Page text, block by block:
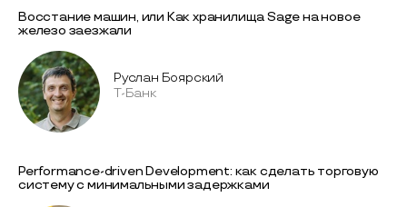
Восстание машин, или Как хранилища Sage на новое
железо заезжали
Руслан Боярский
T-Банк
Performance-driven Development: как сделать торговую
систему с минимальными задержками